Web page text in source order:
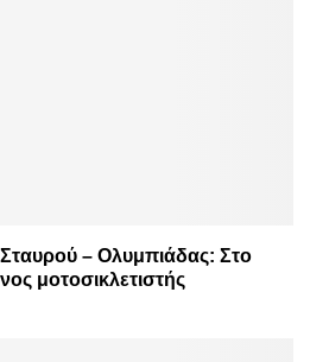
– Ολυμπιάδας: Στο
μοτοσικλετιστής